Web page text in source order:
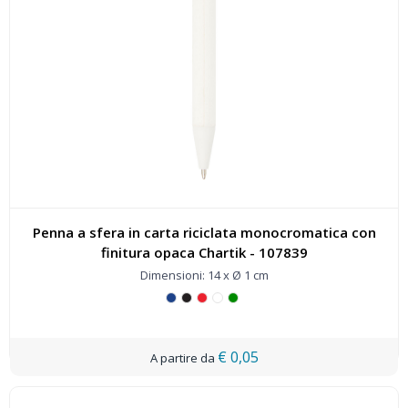
Penna a sfera in carta riciclata monocromatica con
finitura opaca Chartik - 107839
Dimensioni: 14 x Ø 1 cm
€ 0,05